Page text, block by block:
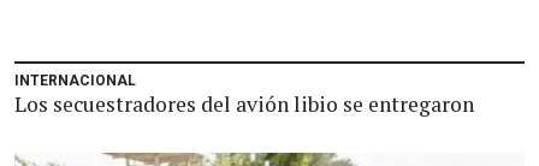
INTERNACIONAL
Los secuestradores del avión libio se entregaron